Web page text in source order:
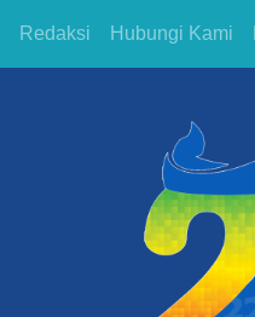
Redaksi Hubungi Kami